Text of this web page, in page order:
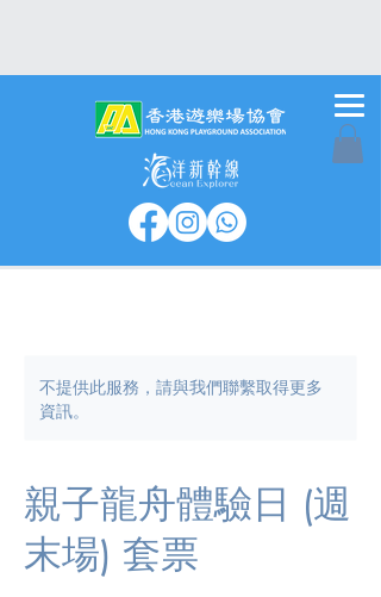
不提供此服務，請與我們聯繫取得更多
資訊。
親子龍舟體驗日 (週
末場) 套票